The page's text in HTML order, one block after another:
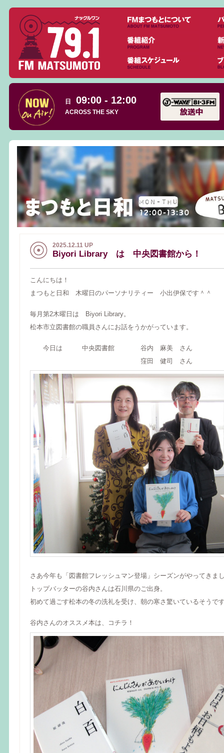
日 09:00 - 12:00
ACROSS THE SKY
2025.12.11 UP
Biyori Library は 中央図書館から！
こんにちは！
まつもと日和 木曜日のパーソナリティー 小出伊保です＾＾
毎月第2木曜日は Biyori Library。
松本市立図書館の職員さんにお話をうかがっています。
今日は 中央図書館 谷内 麻美 さん
窪田 健司 さん
さあ今年も「図書館フレッシュマン登場」シーズンがやってきま
トップバッターの谷内さんは石川県のご出身。
初めて過ごす松本の冬の洗礼を受け、朝の寒さ驚いているそうで
谷内さんのオススメ本は、コチラ！